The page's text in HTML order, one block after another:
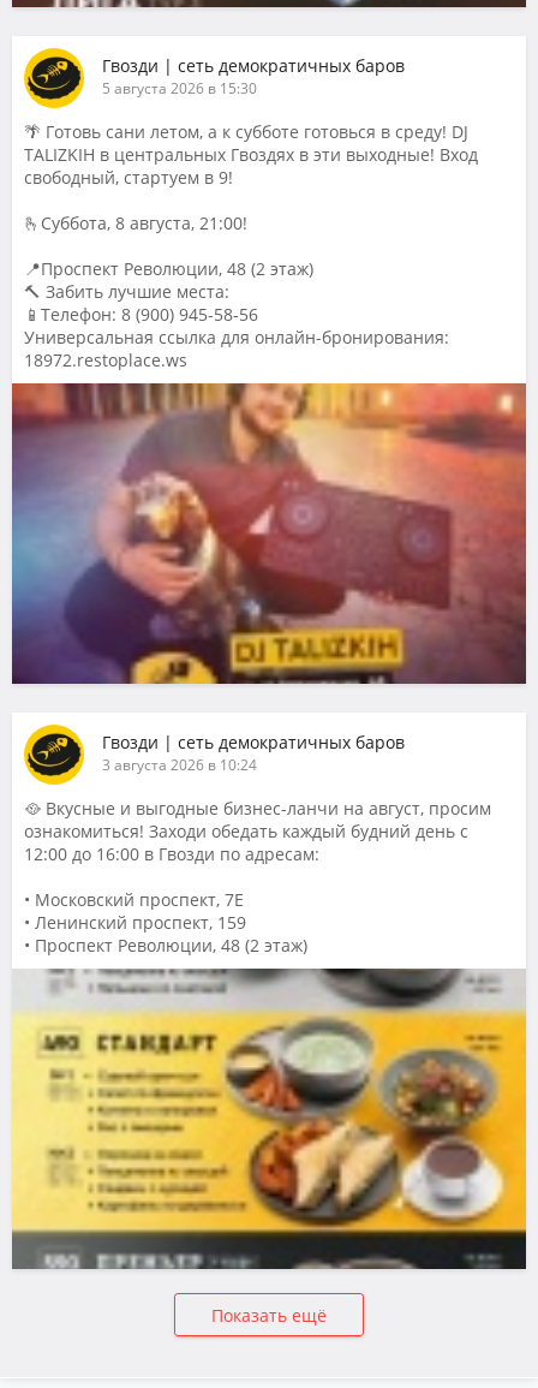
Гвозди | сеть демократичных баров
5 августа 2026 в 15:30
🌴 Готовь сани летом, а к субботе готовься в среду! DJ
TALIZKIH в центральных Гвоздях в эти выходные! Вход
свободный, стартуем в 9!
🫰Суббота, 8 августа, 21:00!
📍Проспект Революции, 48 (2 этаж)
🔨 Забить лучшие места:
📱Телефон: 8 (900) 945-58-56
Универсальная ссылка для онлайн-бронирования:
18972.restoplace.ws
Гвозди | сеть демократичных баров
3 августа 2026 в 10:24
🥘 Вкусные и выгодные бизнес-ланчи на август, просим
ознакомиться! Заходи обедать каждый будний день с
12:00 до 16:00 в Гвозди по адресам:
• Московский проспект, 7Е
• Ленинский проспект, 159
• Проспект Революции, 48 (2 этаж)
Показать ещё